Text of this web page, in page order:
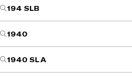
194 SLB
1940
1940 SL A